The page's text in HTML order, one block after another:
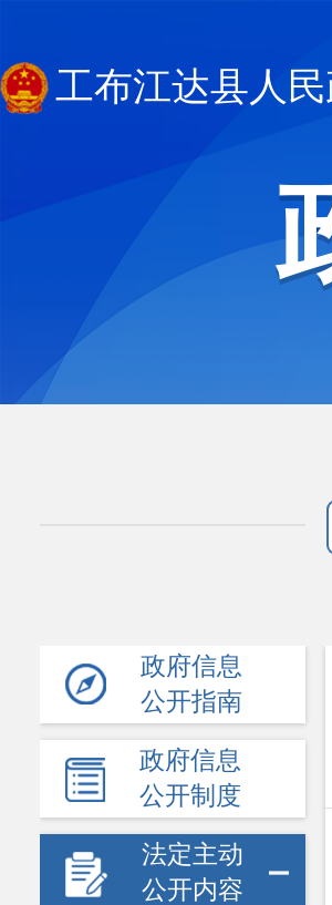
工布江达县人
政府信息
公开指南
政府信息
公开制度
法定主动
公开内容